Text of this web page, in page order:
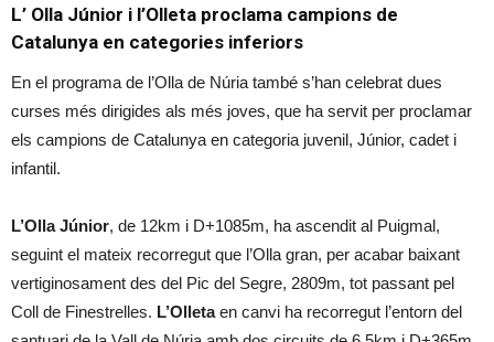
L’ Olla Júnior i l’Olleta proclama campions de
Catalunya en categories inferiors
En el programa de l’Olla de Núria també s’han celebrat dues
curses més dirigides als més joves, que ha servit per proclamar
els campions de Catalunya en categoria juvenil, Júnior, cadet i
infantil.
L’Olla Júnior, de 12km i D+1085m, ha ascendit al Puigmal,
seguint el mateix recorregut que l’Olla gran, per acabar baixant
vertiginosament des del Pic del Segre, 2809m, tot passant pel
Coll de Finestrelles. L’Olletaen canvi ha recorregut l’entorn del